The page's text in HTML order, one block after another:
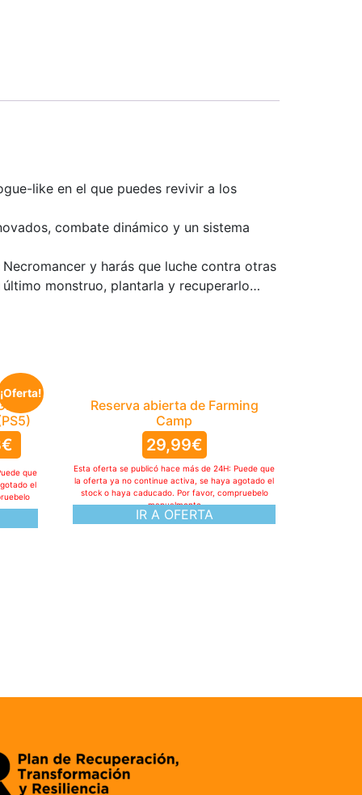
like en el que puedes revivir a los
combate dinámico y un sistema
y harás que luche contra otras
monstruo, plantarla y recuperarlo…
¡Oferta!
–
€
que
el
Reserva abierta de Farming
Camp
29,99€
IR A OFERTA
Esta oferta se publicó hace más de 24H: Puede que
la oferta ya no continue activa, se haya agotado el
stock o haya caducado. Por favor, compruebelo
manualmente